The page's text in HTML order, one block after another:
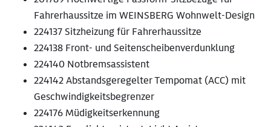
Fahrerhaussitze im WEINSBERG Wohnwelt-Design
224137 Sitzheizung für Fahrerhaussitze
224138 Front- und Seitenscheibenverdunklung
224140 Notbremsassistent
224142 Abstandsgeregelter Tempomat (ACC) mit
Geschwindigkeitsbegrenzer
224176 Müdigkeitserkennung